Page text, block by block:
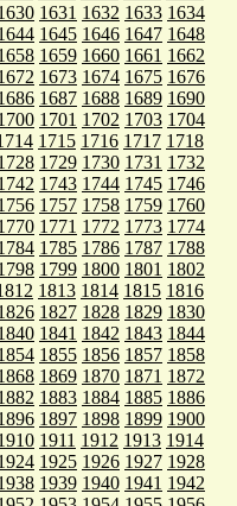
1631 1632 1633 1634
1645 1646 1647 1648
1659 1660 1661 1662
1673 1674 1675 1676
1687 1688 1689 1690
1701 1702 1703 1704
1715 1716 1717 1718
1729 1730 1731 1732
1743 1744 1745 1746
1757 1758 1759 1760
1771 1772 1773 1774
1785 1786 1787 1788
1799 1800 1801 1802
1813 1814 1815 1816
1827 1828 1829 1830
1841 1842 1843 1844
1855 1856 1857 1858
1869 1870 1871 1872
1883 1884 1885 1886
1897 1898 1899 1900
1911 1912 1913 1914
1925 1926 1927 1928
1939 1940 1941 1942